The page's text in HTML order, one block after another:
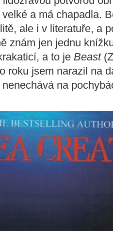
a má chapadla.
ale i v literatuře, a
znám jen jednu
a to je Beast
roku jsem narazil na
na